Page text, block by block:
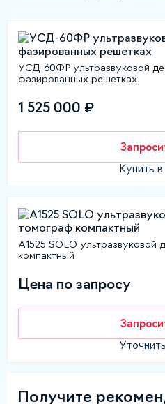
УСД-60ФР ультразвуковой
фазированных решетках
1 525 000 ₽
Купить в
А1525 SOLO ультразвуковой
компактный
Цена по запросу
Получите